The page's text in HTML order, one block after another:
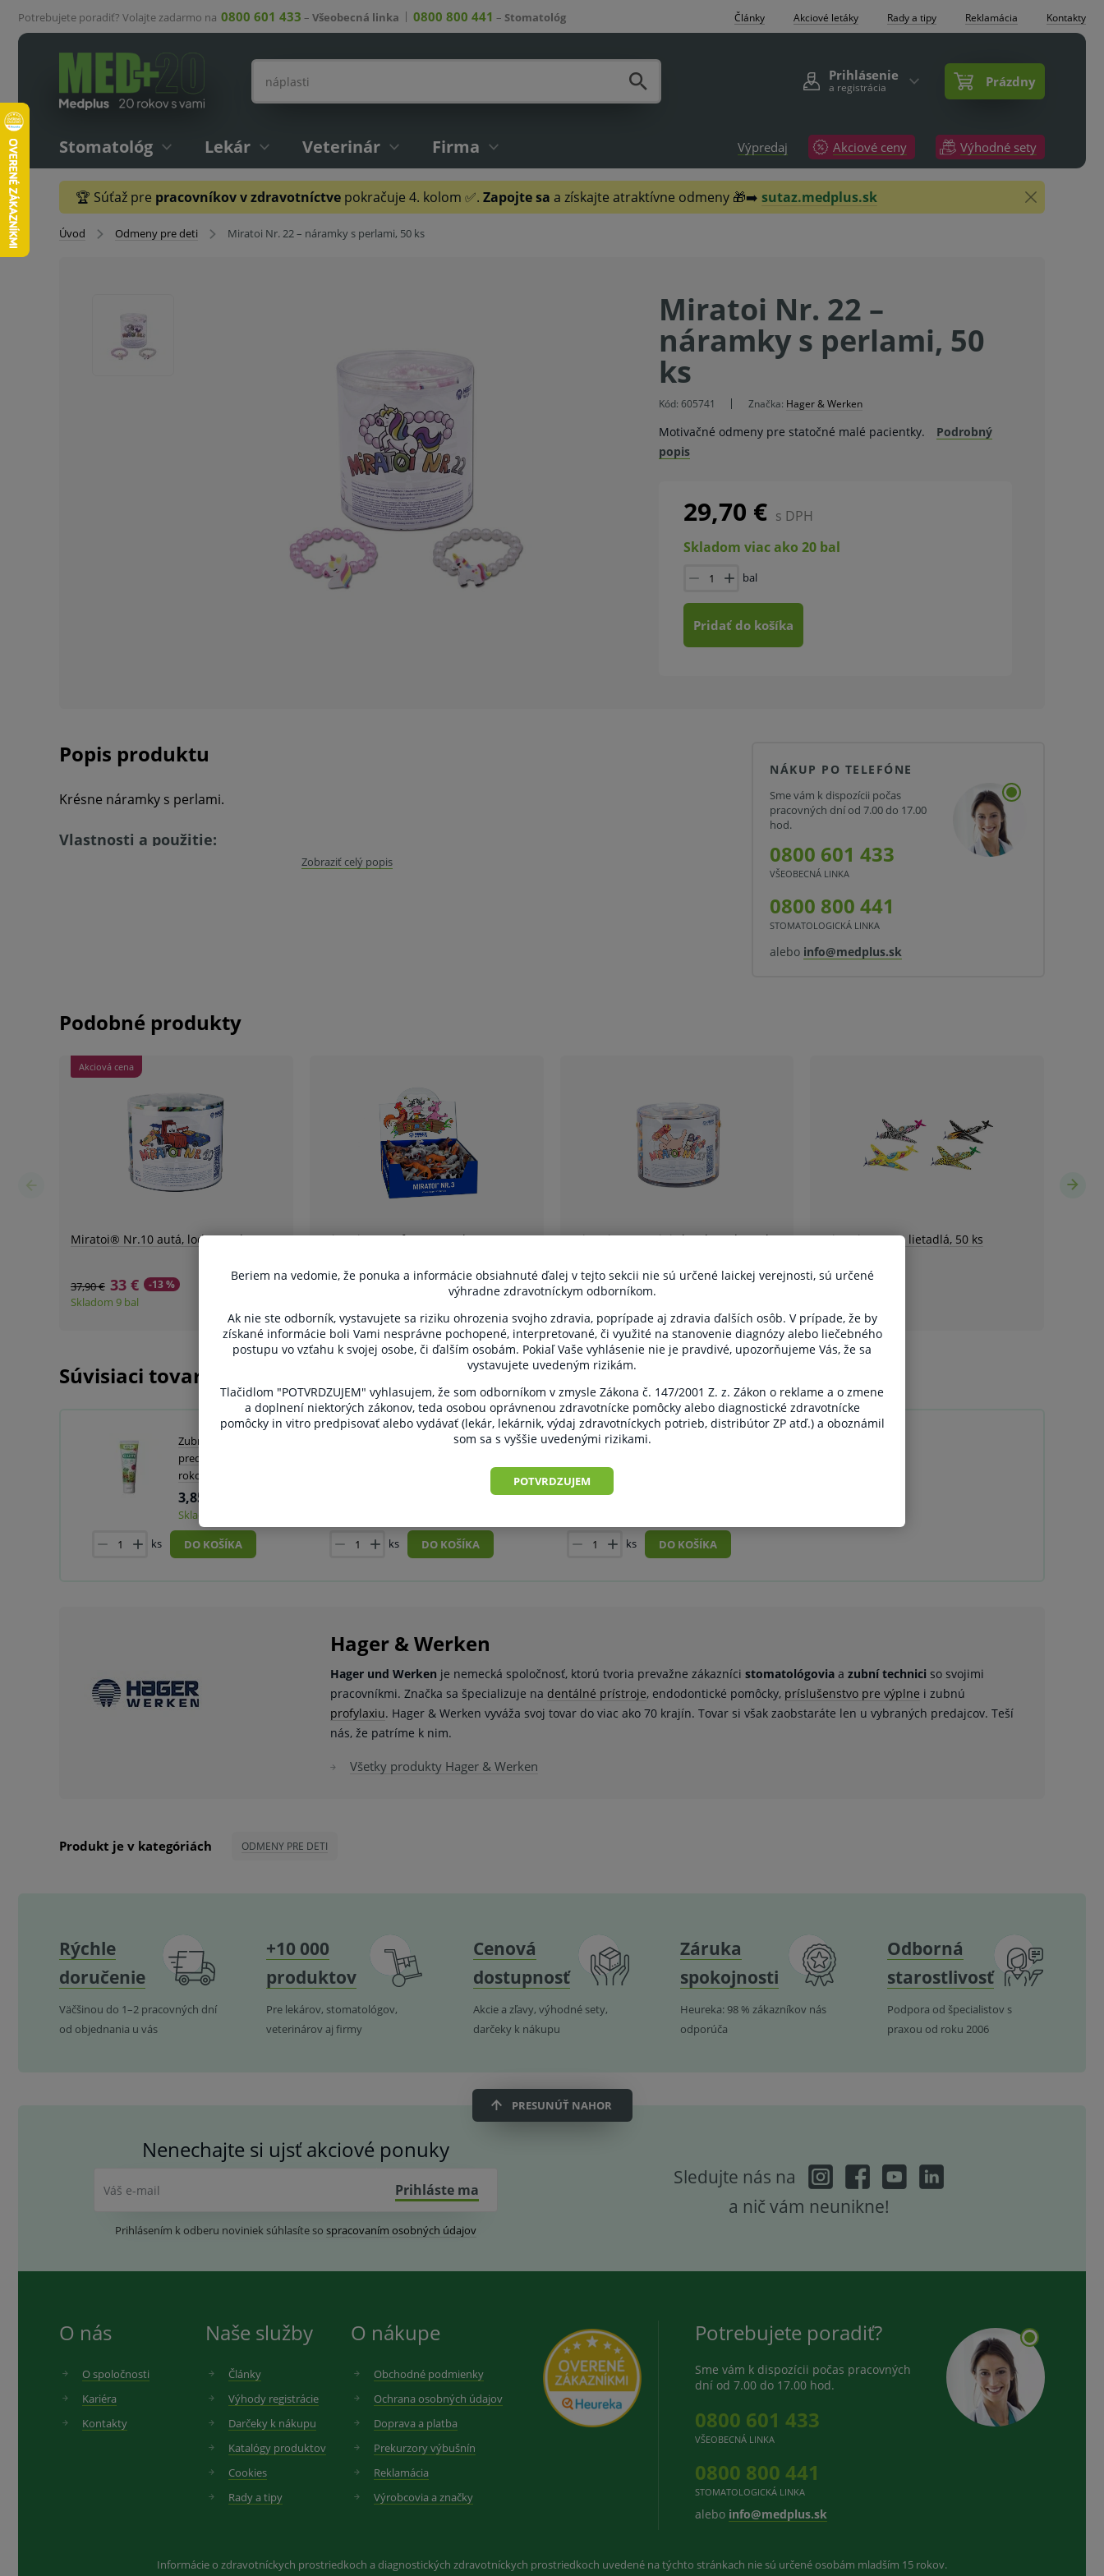
Potrebujete poradiť? Volajte zadarmo na 0800 601 433 – Všeobecná linka 0800 800 441 – Stomatológ Články Akciové letáky Rady a tipy Reklamácia Kontakty
Prihlásenie
a registrácia Prázdny
Stomatológ Lekár Veterinár Firma Výpredaj Akciové ceny Výhodné sety
🏆 Súťaž pre pracovníkov v zdravotníctve pokračuje 4. kolom ✅. Zapojte sa a získajte atraktívne odmeny 🎁➡️ sutaz.medplus.sk
Úvod Odmeny pre deti Miratoi Nr. 22 – náramky s perlami, 50 ks
Miratoi Nr. 22 –
náramky s perlami, 50
ks
Kód: 605741 Značka: Hager & Werken
Motivačné odmeny pre statočné malé pacientky.
Podrobný
popis
29,70 € s DPH
Skladom viac ako 20 bal
bal
Pridať do košíka
Popis produktu
Krésne náramky s perlami.
Vlastnosti a použitie:
30 x ružové, 20x biele
V prípade porušenia zapečateného obalu tohto tovaru nie je z dôvodu ochrany zdravia alebo
hygienických dôvodov možné odstúpiť od kúpnej zmluvy v lehote 14 dní.
Zobraziť celý popis
NÁKUP PO TELEFÓNE
Sme vám k dispozícii počas
pracovných dní od 7.00 do 17.00
hod.
0800 601 433
VŠEOBECNÁ LINKA
0800 800 441
STOMATOLOGICKÁ LINKA
alebo info@medplus.sk
Súvisiaci tovar
Zubný gél GUM Kids pre
predškolákov (3-6
rokov), 50 ml
3,85 €
Skladom viac ako 10 ks
ks
DO KOŠÍKA
Detská zubná kefka
-10 %
ks
DO KOŠÍKA
ks
DO KOŠÍKA
Hager & Werken
Hager und Werken je nemecká spoločnosť, ktorú tvoria prevažne zákazníci stomatológovia a zubní technici so svojimi
pracovníkmi. Značka sa špecializuje na dentálné prístroje, endodontické pomôcky, príslušenstvo pre výplne i zubnú
profylaxiu. Hager & Werken vyváža svoj tovar do viac ako 70 krajín. Tovar si však zaobstaráte len u vybraných predajcov. Teší
nás, že patríme k nim.
Všetky produkty Hager & Werken
Produkt je v kategóriách ODMENY PRE DETI
Rýchle
doručenie
Väčšinou do 1–2 pracovných dní
od objednania u vás
+10 000
produktov
Pre lekárov, stomatológov,
veterinárov aj firmy
Cenová
dostupnosť
Akcie a zľavy, výhodné sety,
darčeky k nákupu
Záruka
spokojnosti
Heureka: 98 % zákazníkov nás
odporúča
Odborná
starostlivosť
Podpora od špecialistov s
praxou od roku 2006
PRESUNÚŤ NAHOR
Nenechajte si ujsť akciové ponuky
Váš e-mail Prihláste ma
Prihlásením k odberu noviniek súhlasíte so spracovaním osobných údajov
Sledujte nás na
a nič vám neunikne!
O nás
O spoločnosti
Kariéra
Kontakty
Naše služby
Články
Výhody registrácie
Darčeky k nákupu
Katalógy produktov
Cookies
Rady a tipy
O nákupe
Obchodné podmienky
Ochrana osobných údajov
Doprava a platba
Prekurzory výbušnín
Reklamácia
Výrobcovia a značky
Potrebujete poradiť?
Sme vám k dispozícii počas pracovných
dní od 7.00 do 17.00 hod.
0800 601 433
VŠEOBECNÁ LINKA
0800 800 441
STOMATOLOGICKÁ LINKA
alebo info@medplus.sk
Informácie o zdravotníckych prostriedkoch a diagnostických zdravotníckych prostriedkoch uvedené na týchto stránkach nie sú určené osobám mladším 15 rokov.
Beriem na vedomie, že ponuka a informácie obsiahnuté ďalej v tejto sekcii nie sú určené laickej verejnosti, sú určené
výhradne zdravotníckym odborníkom.
Ak nie ste odborník, vystavujete sa riziku ohrozenia svojho zdravia, poprípade aj zdravia ďalších osôb. V prípade, že by
získané informácie boli Vami nesprávne pochopené, interpretované, či využité na stanovenie diagnózy alebo liečebného
postupu vo vzťahu k svojej osobe, či ďalším osobám. Pokiaľ Vaše vyhlásenie nie je pravdivé, upozorňujeme Vás, že sa
vystavujete uvedeným rizikám.
Tlačidlom "POTVRDZUJEM" vyhlasujem, že som odborníkom v zmysle Zákona č. 147/2001 Z. z. Zákon o reklame a o zmene
a doplnení niektorých zákonov, teda osobou oprávnenou zdravotnícke pomôcky alebo diagnostické zdravotnícke
pomôcky in vitro predpisovať alebo vydávať (lekár, lekárnik, výdaj zdravotníckych potrieb, distribútor ZP atď.) a oboznámil
som sa s vyššie uvedenými rizikami.
POTVRDZUJEM